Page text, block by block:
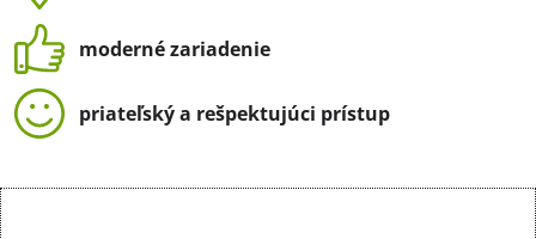
moderné zariadenie
priateľský a rešpektujúci prístup